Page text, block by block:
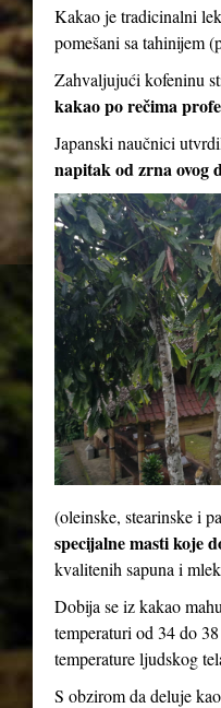
Kakao je tradicinalni lek
pomešani sa tahinijem
Zahvaljujući kofeninu
kakao po rečima
Japanski naučnici
napitak od zrna ovog
(oleinske, stearinske i
specijalne masti koje
kvalitenih sapuna i
Dobija se iz kakao
temperaturi od 34 do
temperature ljudskog
S obzirom da deluje